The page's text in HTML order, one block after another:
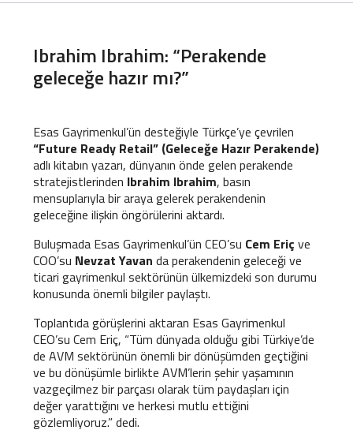
Ibrahim Ibrahim: “Perakende
geleceğe hazır mı?”
Esas Gayrimenkul’ün desteğiyle Türkçe’ye çevrilen
“Future Ready Retail” (Geleceğe Hazır Perakende)
adlı kitabın yazarı, dünyanın önde gelen perakende
stratejistlerinden Ibrahim Ibrahim, basın
mensuplarıyla bir araya gelerek perakendenin
geleceğine ilişkin öngörülerini aktardı.
Buluşmada Esas Gayrimenkul’ün CEO’su Cem Eriç ve
COO’su Nevzat Yavan da perakendenin geleceği ve
ticari gayrimenkul sektörünün ülkemizdeki son durumu
konusunda önemli bilgiler paylaştı.
Toplantıda görüşlerini aktaran Esas Gayrimenkul
CEO’su Cem Eriç, “Tüm dünyada olduğu gibi Türkiye’de
de AVM sektörünün önemli bir dönüşümden geçtiğini
ve bu dönüşümle birlikte AVM’lerin şehir yaşamının
vazgeçilmez bir parçası olarak tüm paydaşları için
değer yarattığını ve herkesi mutlu ettiğini
gözlemliyoruz.” dedi.